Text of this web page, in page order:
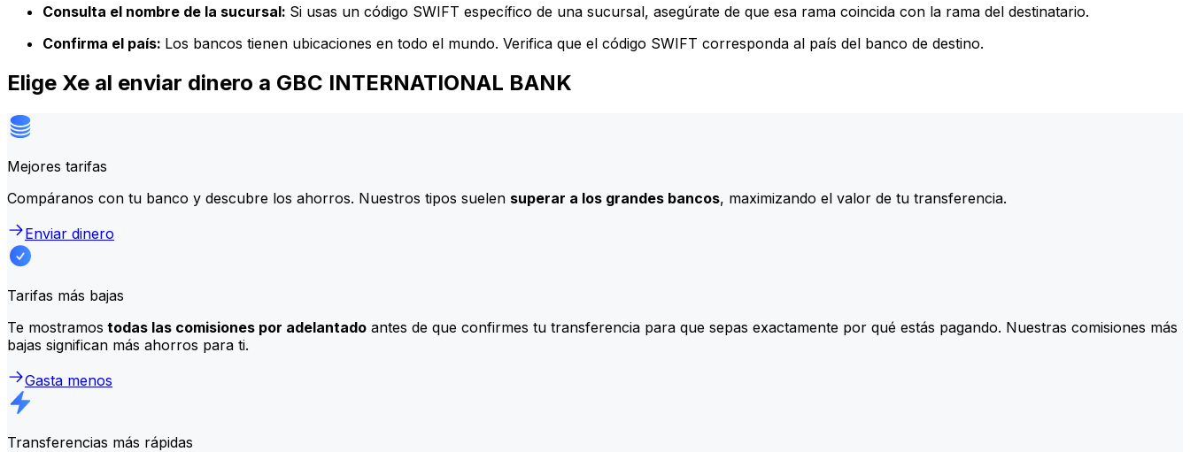
Consulta el nombre de la sucursal: Si usas un código SWIFT específico de una sucursal, asegúrate de que esa rama coincida con la rama del destinatario.
Confirma el país: Los bancos tienen ubicaciones en todo el mundo. Verifica que el código SWIFT corresponda al país del banco de destino.
Elige Xe al enviar dinero a GBC INTERNATIONAL BANK
Mejores tarifas
Compáranos con tu banco y descubre los ahorros. Nuestros tipos suelen superar a los grandes bancos, maximizando el valor de tu transferencia.
Enviar dinero
Tarifas más bajas
Te mostramos todas las comisiones por adelantado antes de que confirmes tu transferencia para que sepas exactamente por qué estás pagando. Nuestras comisiones más
bajas significan más ahorros para ti.
Gasta menos
Transferencias más rápidas